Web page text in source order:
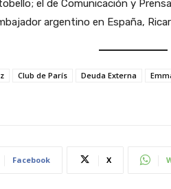
el de Comunicación y
argentino en España,
Club de París Deuda Externa
Facebook X